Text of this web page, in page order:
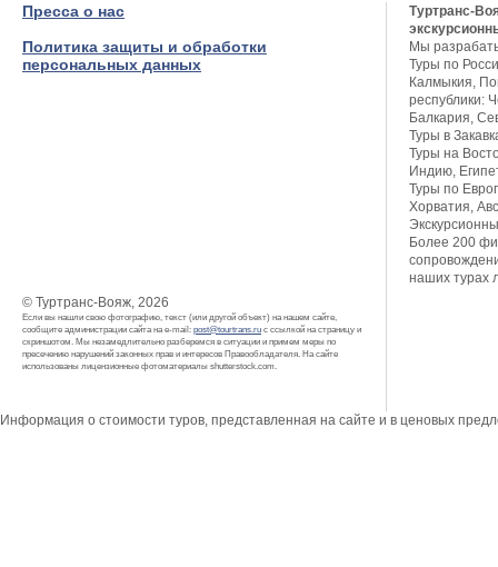
Пресса о нас
Политика защиты и обработки
персональных данных
© Туртранс-Вояж, 2026
Если вы нашли свою фотографию, текст (или другой объект) на нашем сайте,
сообщите администрации сайта на e-mail: post@tourtrans.ru с ссылкой на страницу и
скриншотом. Мы незамедлительно разберемся в ситуации и примем меры по
пресечению нарушений законных прав и интересов Правообладателя. На сайте
использованы лицензионные фотоматериалы shutterstock.com.
Туртранс-
Мы
Туры по
Калмыкия,
республики:
Балкария,
Туры в
Туры на
Индию,
Туры по
Хорватия,
Более 200
наших турах
Информация о стоимости туров, представленная на сайте и в ценовых